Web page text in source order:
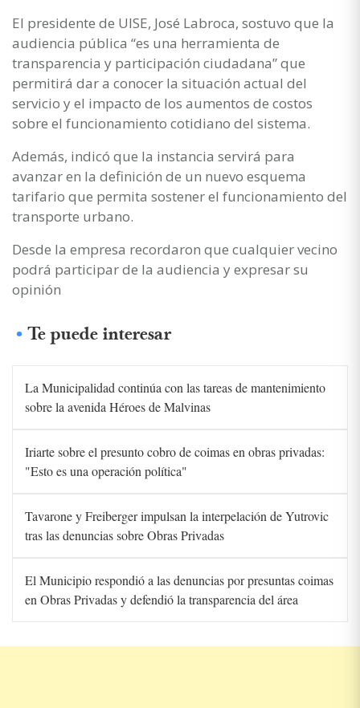
El presidente de UISE, José Labroca, sostuvo que la
audiencia pública “es una herramienta de
transparencia y participación ciudadana” que
permitirá dar a conocer la situación actual del
servicio y el impacto de los aumentos de costos
sobre el funcionamiento cotidiano del sistema.
Además, indicó que la instancia servirá para
avanzar en la definición de un nuevo esquema
tarifario que permita sostener el funcionamiento del
transporte urbano.
Desde la empresa recordaron que cualquier vecino
podrá participar de la audiencia y expresar su
opinión
Te puede interesar
La Municipalidad continúa con las tareas de mantenimiento
sobre la avenida Héroes de Malvinas
Iriarte sobre el presunto cobro de coimas en obras privadas:
"Esto es una operación política"
Tavarone y Freiberger impulsan la interpelación de Yutrovic
tras las denuncias sobre Obras Privadas
El Municipio respondió a las denuncias por presuntas coimas
en Obras Privadas y defendió la transparencia del área